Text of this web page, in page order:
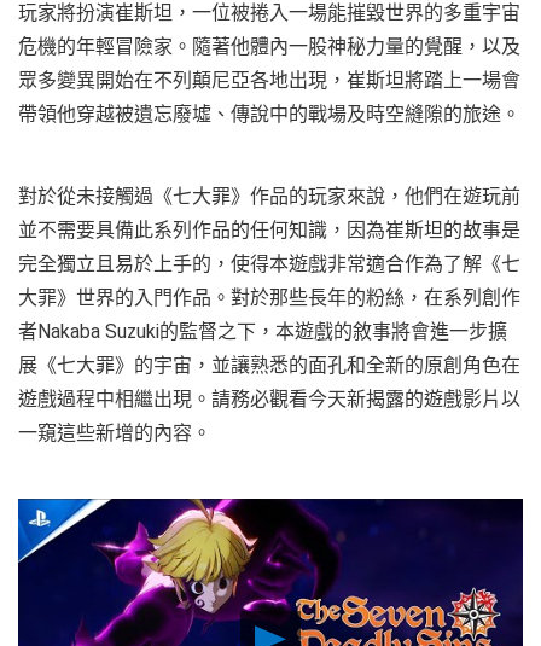
玩家將扮演崔斯坦，一位被捲入一場能摧毀世界的多重宇宙
危機的年輕冒險家。隨著他體內一股神秘力量的覺醒，以及
眾多變異開始在不列顛尼亞各地出現，崔斯坦將踏上一場會
帶領他穿越被遺忘廢墟、傳說中的戰場及時空縫隙的旅途。
對於從未接觸過《七大罪》作品的玩家來說，他們在遊玩前
並不需要具備此系列作品的任何知識，因為崔斯坦的故事是
完全獨立且易於上手的，使得本遊戲非常適合作為了解《七
大罪》世界的入門作品。對於那些長年的粉絲，在系列創作
者Nakaba Suzuki的監督之下，本遊戲的敘事將會進一步擴
展《七大罪》的宇宙，並讓熟悉的面孔和全新的原創角色在
遊戲過程中相繼出現。請務必觀看今天新揭露的遊戲影片以
一窺這些新增的內容。
Play